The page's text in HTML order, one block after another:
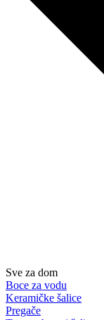
Sve za dom
Boce za vodu
Keramičke šalice
Pregače